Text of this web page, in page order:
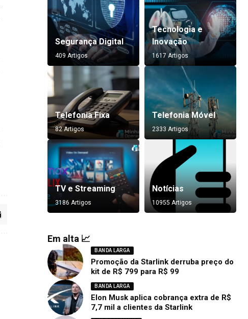
Segurança Digital
409 Artigos
Tecnologia e
Inovação
1617 Artigos
Telefonia Fixa
82 Artigos
Telefonia Móvel
2333 Artigos
TV e Streaming
3186 Artigos
Notícias
10955 Artigos
Em alta 📈
BANDA LARGA
Promoção da Starlink derruba preço do
kit de R$ 799 para R$ 99
BANDA LARGA
Elon Musk aplica cobrança extra de R$
7,7 mil a clientes da Starlink